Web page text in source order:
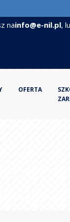
nainfo@e-nil.pl,
OFERTA